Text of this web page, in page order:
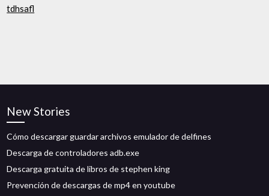
tdhsafl
New Stories
Cómo descargar guardar archivos emulador de delfines
Descarga de controladores adb.exe
Descarga gratuita de libros de stephen king
Prevención de descargas de mp4 en youtube